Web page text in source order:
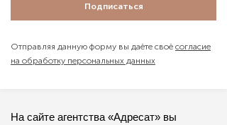
Подписаться
Отправляя данную форму вы даёте своё согласие
на обработку персональных данных
На сайте агентства «Адресат» вы